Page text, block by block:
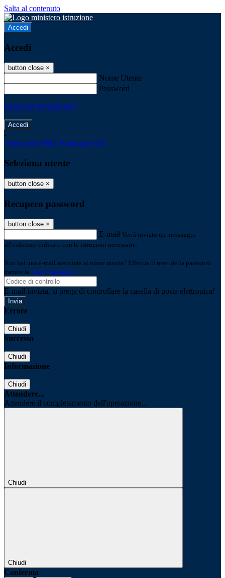
Salta al contenuto
Accedi
Accedi
button close ×
Nome Utente
Password
Password dimenticata?
-
Entra con SPID Entra con CIE
Seleziona utente
button close ×
Recupero password
button close ×
E-mail Verrà inviato un messaggio
all'indirizzo indicato con le istruzioni necessarie.
Non hai una e-mail associata al nome utente? Effettua il reset della password
tramite la Login Spaggiari
E-mail inviata, si prega di controllare la casella di posta elettronica!
Errore
Chiudi
Successo
Chiudi
Informazione
Chiudi
Attendere...
Attendere il completamento dell'operazione...
Chiudi
Chiudi
Conferma